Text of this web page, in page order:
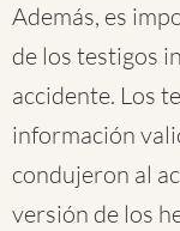
Además, es
de los testigos
accidente. Los
información
condujeron al
versión de los